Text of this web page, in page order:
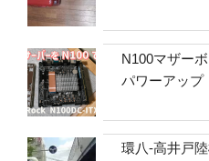
N100マザー
パワーアップ
環八-高井戸